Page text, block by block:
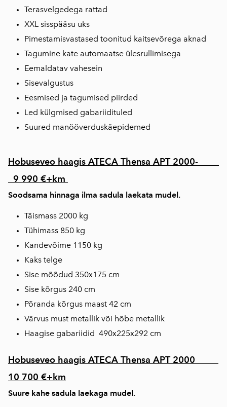
Terasvelgedega rattad
XXL sisspääsu uks
Pimestamisvastased toonitud kaitsevõrega aknad
Tagumine kate automaatse ülesrullimisega
Eemaldatav vahesein
Sisevalgustus
Eesmised ja tagumised piirded
Led külgmised gabariidituled
Suured manööverduskäepidemed
Hobuseveo haagis ATECA Thensa APT 2000-
9 990 €+km
Soodsama hinnaga ilma sadula laekata mudel.
Täismass 2000 kg
Tühimass 850 kg
Kandevõime 1150 kg
Kaks telge
Sise mõõdud 350x175 cm
Sise kõrgus 240 cm
Põranda kõrgus maast 42 cm
Värvus must metallik või hõbe metallik
Haagise gabariidid 490x225x292 cm
Hobuseveo haagis ATECA Thensa APT 2000
10 700 €+km
Suure kahe sadula laekaga mudel.